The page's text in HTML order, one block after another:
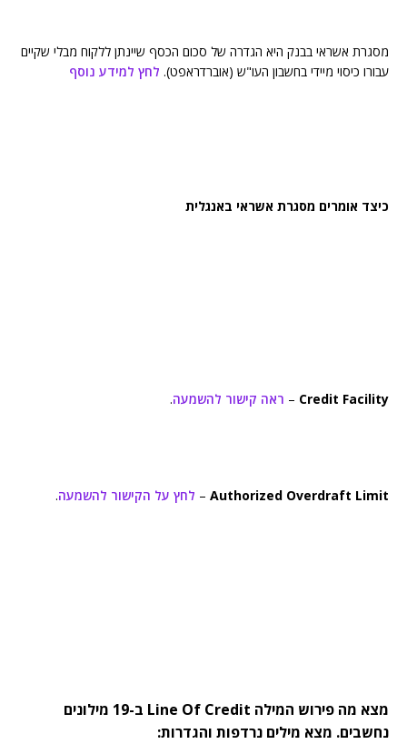
מסגרת אשראי בבנק היא הגדרה של סכום הכסף שיינתן ללקוח מבלי שקיים
עבורו כיסוי מיידי בחשבון העו"ש (אוברדראפט). לחץ למידע נוסף
כיצד אומרים מסגרת אשראי באנגלית
Credit Facility
– ראה קישור להשמעה.
Authorized Overdraft Limit
– לחץ על הקישור להשמעה.
מצא מה פירוש המילה Line Of Credit ב-19 מילונים
נחשבים. מצא מילים נרדפות והגדרות: